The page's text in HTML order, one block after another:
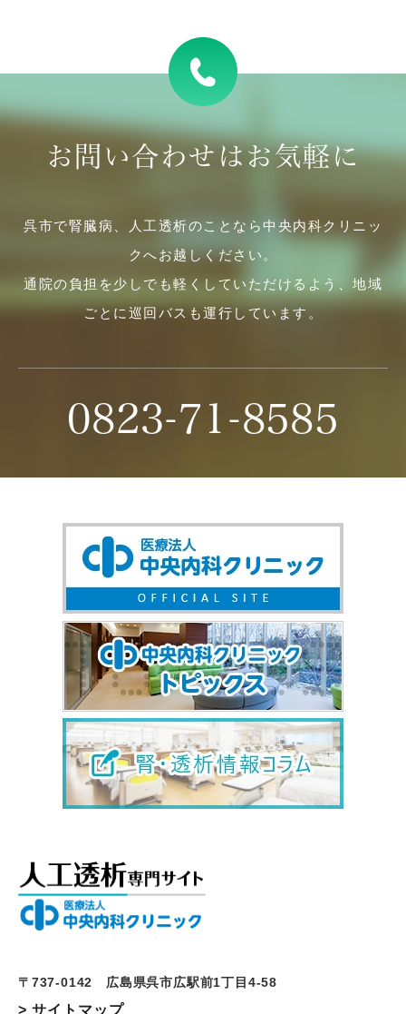
お問い合わせはお気軽に
呉市で腎臓病、人工透析のことなら中央内科クリニッ
クへお越しください。
通院の負担を少しでも軽くしていただけるよう、地域
ごとに巡回バスも運行しています。
0823-71-8585
〒737-0142 広島県呉市広駅前1丁目4-58
> サイトマップ